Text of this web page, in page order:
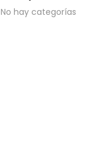
No hay categorías